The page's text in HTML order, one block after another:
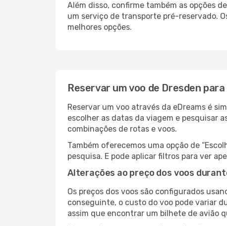
Além disso, confirme também as opções
um serviço de transporte pré-reservado.
melhores opções.
Reservar um voo de Dresden
Reservar um voo através da eDreams é
escolher as datas da viagem e pesquisar
combinações de rotas e voos.
Também oferecemos uma opção de
pesquisa. E pode aplicar filtros para ver
Alterações ao preço dos voos
Os preços dos voos são configurados
conseguinte, o custo do voo pode variar
assim que encontrar um bilhete de avião